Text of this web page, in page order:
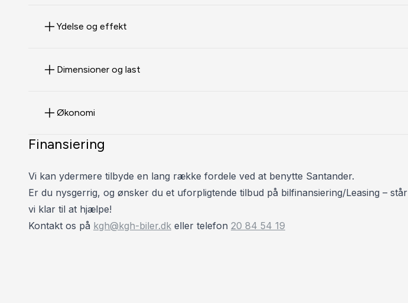
Ydelse og effekt
Dimensioner og last
Økonomi
Finansiering
Vi kan ydermere tilbyde en lang række fordele ved at benytte Santander.
Er du nysgerrig, og ønsker du et uforpligtende tilbud på bilfinansiering/Leasing – står
vi klar til at hjælpe!
Kontakt os på kgh@kgh-biler.dk eller telefon 20 84 54 19